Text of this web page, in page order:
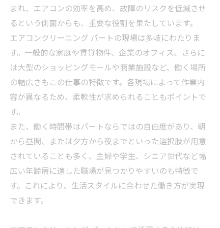
まれ、エアコンの効率を高め、故障のリスクを低減させ
るという側面からも、重要な役割を果たしています。
エアコンクリーニング パートの現場は多岐にわたりま
す。一般的な家庭や賃貸物件、企業のオフィス、さらに
は大型のショッピングモールや商業施設など、働く場所
の幅広さもこの仕事の特徴です。各現場によって作業内
容が異なるため、柔軟性が求められることもポイントで
す。
また、働く時間帯はパートならではの自由度があり、朝
から昼間、または夕方から夜までといった選択肢が用意
されていることも多く、主婦や学生、シニア世代など幅
広い年齢層に適した職場が見つかりやすいのも特徴で
す。これにより、生活スタイルに合わせた働き方が実現
できます。